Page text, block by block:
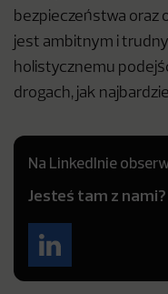
bezpieczeństwa oraz
jest ambitnym i
holistycznemu
drogach, jak
Na LinkedInie
Jesteś tam z nami?